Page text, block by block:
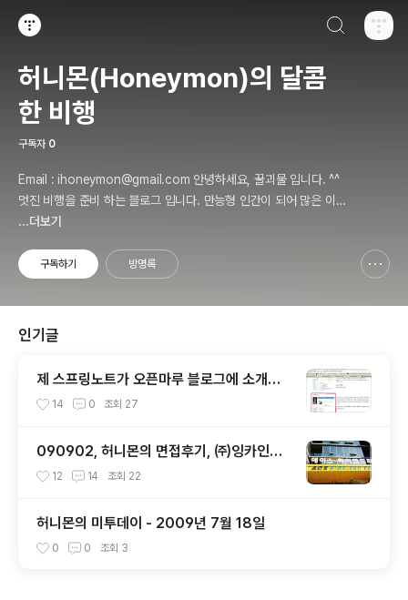
허니몬(Honeymon)의 달콤
한 비행
구독자 0
Email : ihoneymon@gmail.com 안녕하세요, 꿀괴물 입니다. ^^
멋진 비행을 준비 하는 블로그 입니다. 만능형 인간이 되어 많은 이들
에게 인정받고, 즐겁고 행복하게 살기를 간절히 원합니다!! 달콤살벌
...더보기
구독하기 방명록
인기글
제 스프링노트가 오픈마루 블로그에 소개가
되었어요. ㅠㅅ-)b
14 0 조회 27
090902, 허니몬의 면접후기, ㈜잉카인터
넷 기술 면접 후 또한번 깨달음을 얻다. ㅡ
12 14 조회 22
허니몬의 미투데이 - 2009년 7월 18일
0 0 조회 3